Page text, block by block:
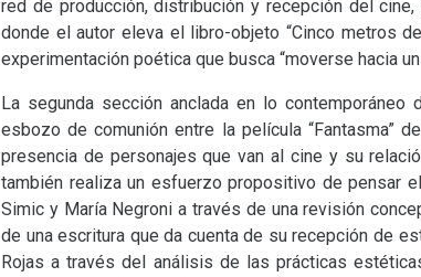
red de producción, distribución y recepción del
donde el autor eleva el libro-objeto “Cinco metros
experimentación poética que busca “moverse hacia
La segunda sección anclada en lo
esbozo de comunión entre la película “Fantasma”
presencia de personajes que van al cine y su
también realiza un esfuerzo propositivo de pensar
Simic y María Negroni a través de una revisión
de una escritura que da cuenta de su recepción de
Rojas a través del análisis de las prácticas